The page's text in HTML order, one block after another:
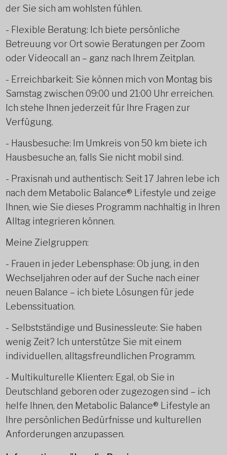
der Sie sich am wohlsten fühlen.
- Flexible Beratung: Ich biete persönliche
Betreuung vor Ort sowie Beratungen per Zoom
oder Videocall an – ganz nach Ihrem Zeitplan.
- Erreichbarkeit: Sie können mich von Montag bis
Samstag zwischen 09:00 und 21:00 Uhr erreichen.
Ich stehe Ihnen jederzeit für Ihre Fragen zur
Verfügung.
- Hausbesuche: Im Umkreis von 50 km biete ich
Hausbesuche an, falls Sie nicht mobil sind.
- Praxisnah und authentisch: Seit 17 Jahren lebe ich
nach dem Metabolic Balance® Lifestyle und zeige
Ihnen, wie Sie dieses Programm nachhaltig in Ihren
Alltag integrieren können.
Meine Zielgruppen:
- Frauen in jeder Lebensphase: Ob jung, in den
Wechseljahren oder auf der Suche nach einer
neuen Balance – ich biete Lösungen für jede
Lebenssituation.
- Selbstständige und Businessleute: Sie haben
wenig Zeit? Ich unterstütze Sie mit einem
individuellen, alltagsfreundlichen Programm.
- Multikulturelle Klienten: Egal, ob Sie in
Deutschland geboren oder zugezogen sind – ich
helfe Ihnen, den Metabolic Balance® Lifestyle an
Ihre persönlichen Bedürfnisse und kulturellen
Anforderungen anzupassen.